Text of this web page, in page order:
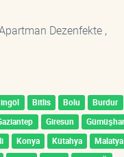
Dezenfekte ,
Bitlis Bolu
Burdur
Giresun
Konya Kütahya
Malatya